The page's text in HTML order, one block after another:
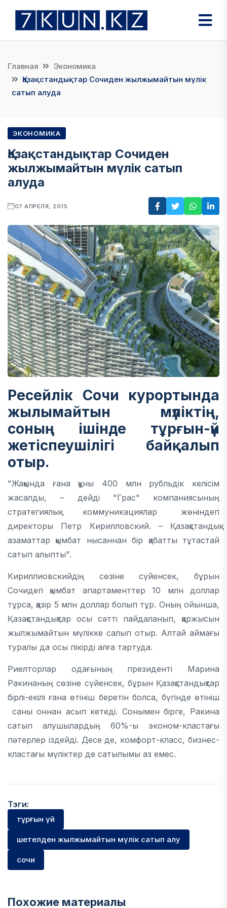
Главная
Экономика
Қазақстандықтар Сочиден жылжымайтын мүлік
сатып алуда
ЭКОНОМИКА
Қазақстандықтар Сочиден
жылжымайтын мүлік сатып
алуда
07 АПРЕЛЯ, 2015
Ресейлік Сочи курортында
жылымайтын мүліктің,
соның ішінде тұрғын-үй
жетіспеушілігі байқалып
отыр.
"Жақында ғана құны 400 млн рубльдік келісім
жасалды, – дейді "Грас" компаниясының
стратегиялық коммуникациялар жөніндегі
директоры Петр Кирилловский. – Қазақстандық
азаматтар қымбат нысаннан бір қабатты тұтастай
сатып алыпты".
Кириллиовскийдің сөзіне сүйенсек, бұрын
Сочидегі қымбат апартаменттер 10 млн доллар
тұрса, қазір 5 млн доллар болып тұр. Оның ойынша,
Қазақстандықтар осы сәтті пайдаланып, қаржысын
жылжымайтын мүлікке салып отыр. Алтай аймағы
туралы да осы пікірді алға тартуда.
Риелторлар одағының президенті Марина
Ракинаның сөзіне сүйенсек, бұрын Қазақстандықтар
бірлі-екілі ғана өтініш беретін болса, бүгінде өтініш
саны оннан асып кетеді. Сонымен бірге, Ракина
сатып алушылардың 60%-ы эконом-кластағы
пәтерлер іздейді. Десе де, комфорт-класс, бизнес-
кластағы мүліктер де сатылымы аз емес.
Тэги:
тұрғын үй
шетелден жылжымайтын мүлік сатып алу
сочи
Похожие материалы